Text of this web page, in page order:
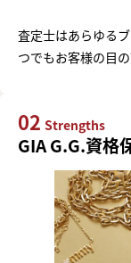
査定士はあらゆる
つでもお客様の目
02 Strengths
GIA G.G.資格